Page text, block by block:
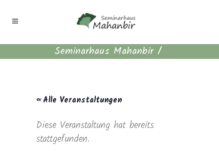
Seminarhaus Mahanbir/
« Alle Veranstaltungen
Diese Veranstaltung hat bereits
stattgefunden.